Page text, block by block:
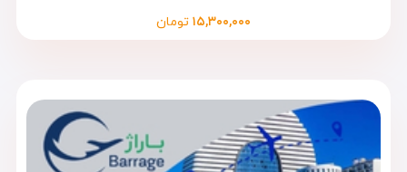
۱۵,۳۰۰,۰۰۰ تومان